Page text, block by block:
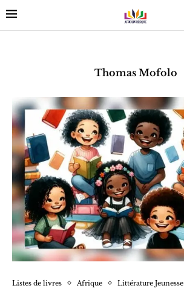
Thomas Mofolo
Listes de livres Afrique Littérature Jeunesse